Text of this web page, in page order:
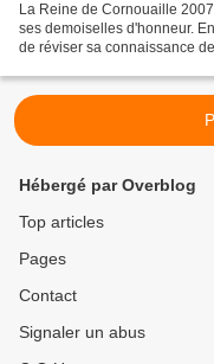
La Reine de Cornouaille
ses demoiselles d'honneur. Encore une fois, Penhars Infos a ressenti l'envie
de réviser sa connaissance
Hébergé par Overblog
Top articles
Pages
Contact
Signaler un abus